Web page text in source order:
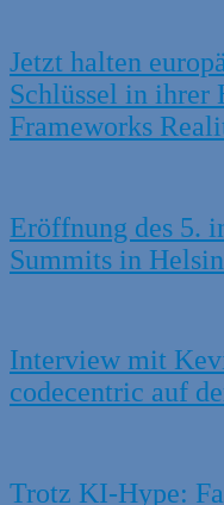
Jetzt halten
Schlüssel in ihrer
Frameworks
Eröffnung des 5.
Summits in
Interview mit
codecentric auf
Trotz KI-Hype: